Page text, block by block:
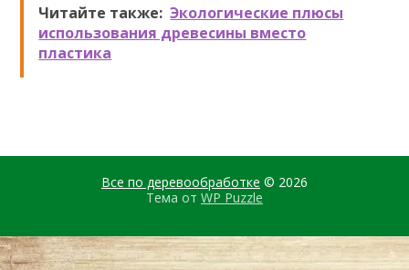
Читайте также: Экологические плюсы
использования древесины вместо
пластика
Все по деревообработке © 2026
Тема от WP Puzzle